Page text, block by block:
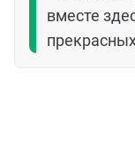
вместе